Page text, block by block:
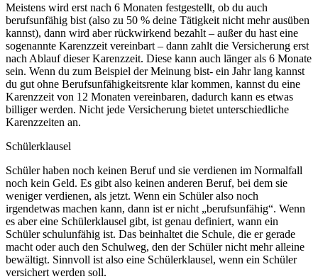
Meistens wird erst nach 6 Monaten festgestellt, ob du auch
berufsunfähig bist (also zu 50 % deine Tätigkeit nicht mehr ausüben
kannst), dann wird aber rückwirkend bezahlt – außer du hast eine
sogenannte Karenzzeit vereinbart – dann zahlt die Versicherung erst
nach Ablauf dieser Karenzzeit. Diese kann auch länger als 6 Monate
sein. Wenn du zum Beispiel der Meinung bist- ein Jahr lang kannst
du gut ohne Berufsunfähigkeitsrente klar kommen, kannst du eine
Karenzzeit von 12 Monaten vereinbaren, dadurch kann es etwas
billiger werden. Nicht jede Versicherung bietet unterschiedliche
Karenzzeiten an.
Schülerklausel
Schüler haben noch keinen Beruf und sie verdienen im Normalfall
noch kein Geld. Es gibt also keinen anderen Beruf, bei dem sie
weniger verdienen, als jetzt. Wenn ein Schüler also noch
irgendetwas machen kann, dann ist er nicht „berufsunfähig“. Wenn
es aber eine Schülerklausel gibt, ist genau definiert, wann ein
Schüler schulunfähig ist. Das beinhaltet die Schule, die er gerade
macht oder auch den Schulweg, den der Schüler nicht mehr alleine
bewältigt. Sinnvoll ist also eine Schülerklausel, wenn ein Schüler
versichert werden soll.